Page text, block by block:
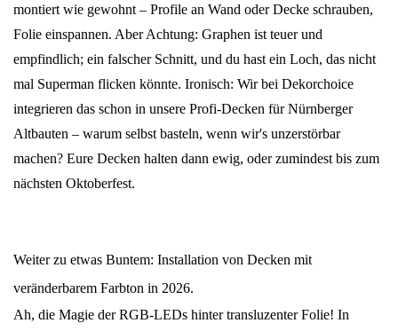
montiert wie gewohnt – Profile an Wand oder Decke schrauben,
Folie einspannen. Aber Achtung: Graphen ist teuer und
empfindlich; ein falscher Schnitt, und du hast ein Loch, das nicht
mal Superman flicken könnte. Ironisch: Wir bei Dekorchoice
integrieren das schon in unsere Profi-Decken für Nürnberger
Altbauten – warum selbst basteln, wenn wir's unzerstörbar
machen? Eure Decken halten dann ewig, oder zumindest bis zum
nächsten Oktoberfest.
Weiter zu etwas Buntem: Installation von Decken mit
veränderbarem Farbton in 2026.
Ah, die Magie der RGB-LEDs hinter transluzenter Folie! In